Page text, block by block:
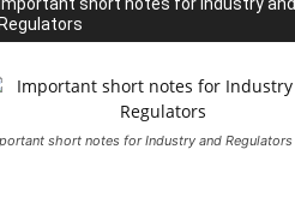
short notes for Industry and Regulators